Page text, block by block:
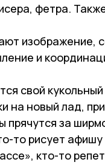
фетра.
изображение,
и
свой
на новый лад,
прячутся за
то рисует
кто-то